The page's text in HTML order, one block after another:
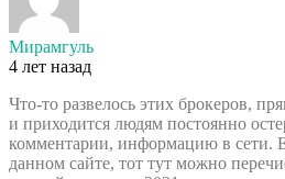
Мирамгуль
4 лет назад
Что-то развелось этих брокеров,
и приходится людям постоянно
комментарии, информацию в сети.
данном сайте, тот тут можно